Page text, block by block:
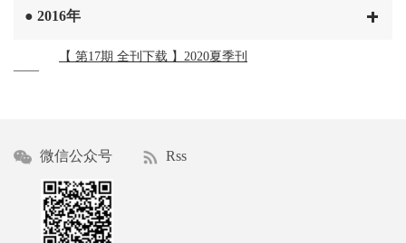
● 2016年
——
【 第17期 全刊下载 】2020夏季刊
微信公众号 Rss